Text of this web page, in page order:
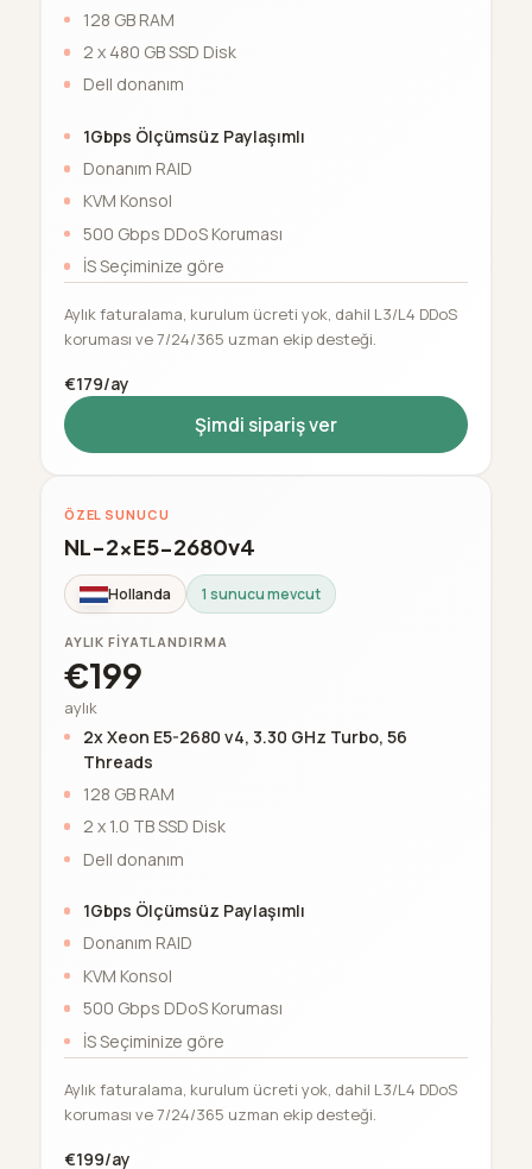
128 GB RAM
2 x 480 GB SSD Disk
Dell donanım
1Gbps Ölçümsüz Paylaşımlı
Donanım RAID
KVM Konsol
500 Gbps DDoS Koruması
İS Seçiminize göre
Aylık faturalama, kurulum ücreti yok, dahil L3/L4 DDoS
koruması ve 7/24/365 uzman ekip desteği.
€179/ay
Şimdi sipariş ver
ÖZEL SUNUCU
NL-2xE5-2680v4
Hollanda 1 sunucu mevcut
AYLIK FIYATLANDIRMA
€199
aylık
2x Xeon E5-2680 v4, 3.30 GHz Turbo, 56
Threads
128 GB RAM
2 x 1.0 TB SSD Disk
Dell donanım
1Gbps Ölçümsüz Paylaşımlı
Donanım RAID
KVM Konsol
500 Gbps DDoS Koruması
İS Seçiminize göre
Aylık faturalama, kurulum ücreti yok, dahil L3/L4 DDoS
koruması ve 7/24/365 uzman ekip desteği.
€199/ay